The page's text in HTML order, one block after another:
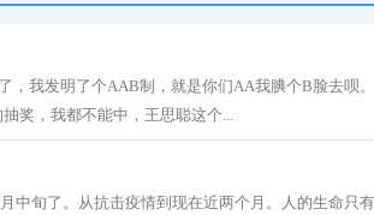
，我发明了个AAB制，就是你们AA我腆个B脸去呗
奖，我都不能中，王思聪这个...
中旬了。从抗击疫情到现在近两个月。人的生命只